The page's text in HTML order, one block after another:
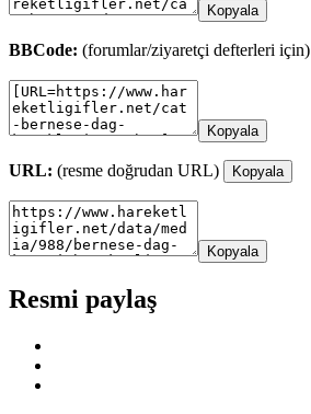
Kopyala
BBCode: (forumlar/ziyaretçi defterleri için)
Kopyala
URL: (resme doğrudan URL) Kopyala
Kopyala
Resmi paylaş